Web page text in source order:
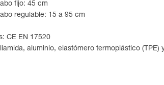
fijo: 45 cm
regulable: 15 a 95 cm
CE EN 17520
aluminio, elastómero termoplástico (TPE)